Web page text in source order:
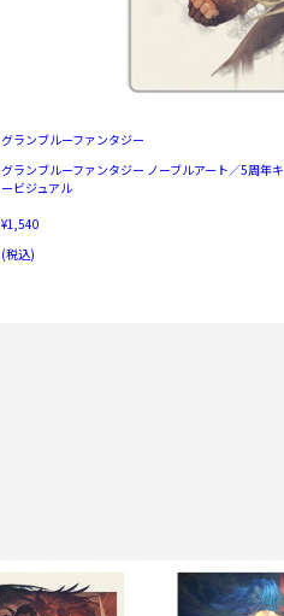
グランブルーファンタジー
グランブルーファンタジー ノーブルアート／5周年キ
ービジュアル
¥1,540
(税込)